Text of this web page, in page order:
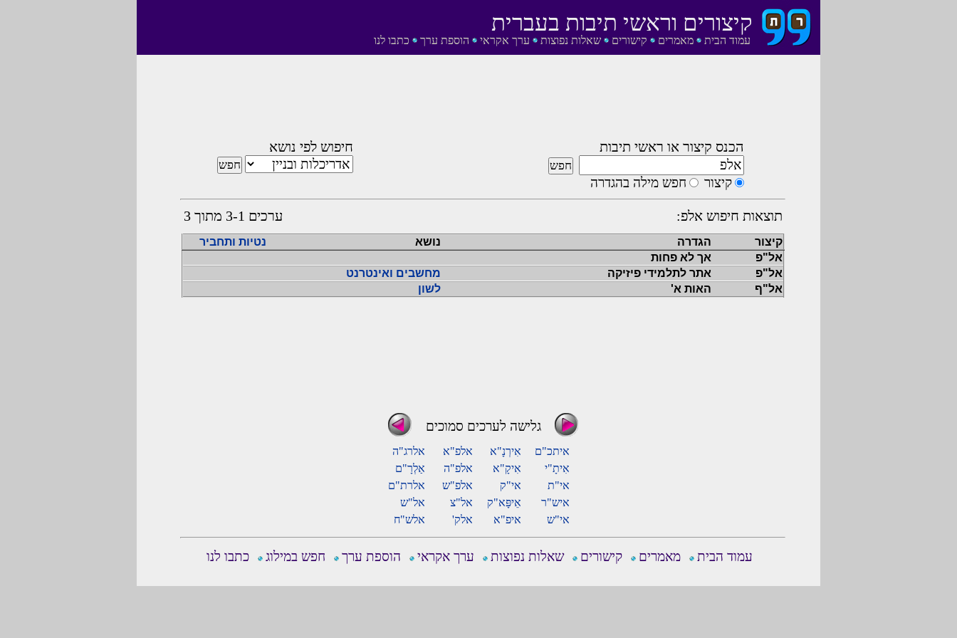
עמוד הבית מאמרים קישורים שאלות נפוצות ערך אקראי הוספת ערך כתבו לנו
קיצורים וראשי תיבות בעברית
הכנס קיצור או ראשי תיבות
קיצור חפש מילה בהגדרה
חיפוש לפי נושא
תוצאות חיפוש אלפ: ערכים 3-1 מתוך 3
קיצור הגדרה נושא
נטיות ותחביר
אל"פ
אך לא פחות
אל"פ
אתר לתלמידי פיזיקה
מחשבים ואינטרנט
אל"ף
האות א' לשון
גלישה לערכים סמוכים
איתכ"ם אִירְנָ"א אלפ"א
אלרג"ה
אִיתָ"י
אִיקָ"א אלפ"ה
אַלְרָ"ם
אי"ת
אי"ק אלפ"ש
אלרת"ם
איש"ר
אֵיפָּא"ק אל"צ
אל"ש
אי"ש
איפ"א אלק' אלש"ח
עמוד הבית מאמרים קישורים שאלות נפוצות ערך אקראי הוספת ערך חפש במילוג כתבו לנו